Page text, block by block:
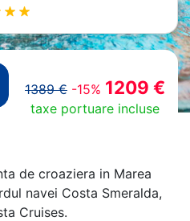
1389 € -15% 1209 €
taxe portuare incluse
de croaziera in Marea
navei Costa Smeralda,
Cruises.